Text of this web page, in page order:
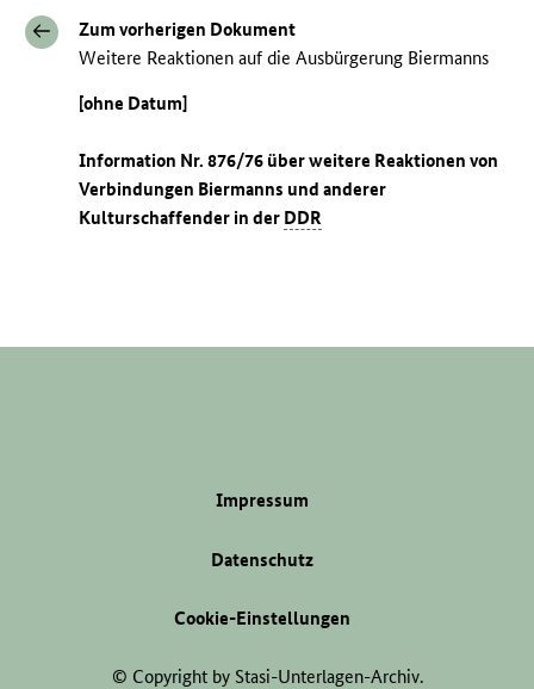
Zum vorherigen Dokument
Weitere Reaktionen auf die Ausbürgerung Biermanns
[ohne Datum]
Information Nr. 876/76 über weitere Reaktionen von
Verbindungen Biermanns und anderer
Kulturschaffender in der DDR
Impressum
Datenschutz
Cookie-Einstellungen
© Copyright by Stasi-Unterlagen-Archiv.